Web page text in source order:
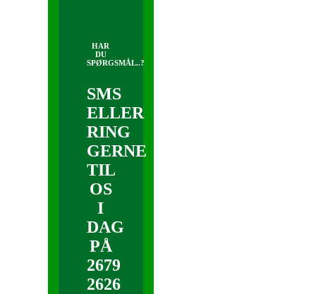
HAR
DU
SPØRGSMÅL..?
SMS
ELLER
RING
GERNE
TIL
OS
I
DAG
PÅ
2679
2626